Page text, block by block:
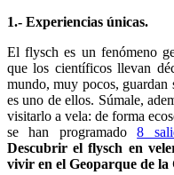
1.- Experiencias únicas.
El flysch es un fenómeno
que los científicos llevan
mundo, muy pocos, guardan
es uno de ellos. Súmale,
visitarlo a vela: de forma
se han programado8
Descubrir el flysch en
vivir en el Geoparque de la